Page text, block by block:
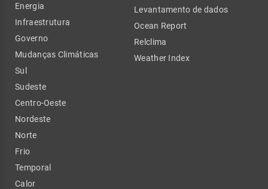
Energia
Infraestrutura
Governo
Mudanças Climáticas
Sul
Sudeste
Centro-Oeste
Nordeste
Norte
Frio
Temporal
Calor
Levantamento de dados
Ocean Report
Relclima
Weather Index